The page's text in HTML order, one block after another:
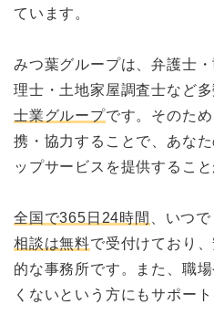
ています。
みつ葉グループは、弁護士
理士・土地家屋調査士など
士業グループです。そのた
携・協力することで、あな
ップサービスを提供すること
全国で365日24時間
、いつ
相談は無料で受付けており
的な事務所です。また、職
くないという方にもサポート